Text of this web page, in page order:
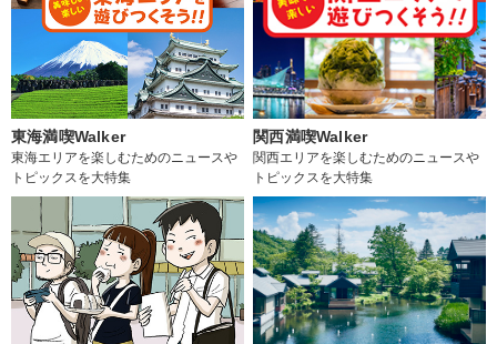
東海満喫Walker
東海エリアを楽しむためのニュースや
トピックスを大特集
関西満喫Walker
関西エリアを楽しむためのニュースや
トピックスを大特集